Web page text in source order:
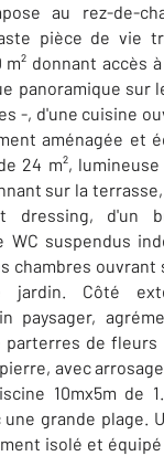
au rez-de-
pièce de vie
donnant accès
panoramique sur
-, d'une cuisine
aménagée et
24 m²,
sur la
dressing, d'un
WC suspendus
chambres ouvrant
jardin. Côté
paysager,
parterres de fleurs
avec
10mx5m de
grande plage.
isolé et